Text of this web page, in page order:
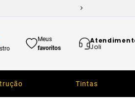
Meus
favoritos
Joli
Tintas